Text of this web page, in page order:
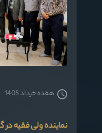
نماینده ولی فقیه در
هفده خرداد 1405